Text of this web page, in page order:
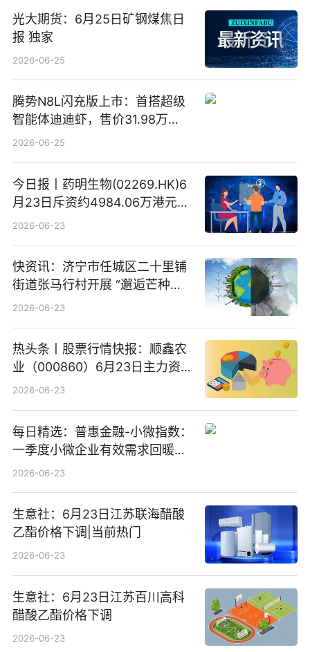
光大期货：6月25日矿钢煤焦日
报 独家
2026-06-25
腾势N8L闪充版上市：首搭超级
智能体迪迪虾，售价31.98万
元-34.98万元 焦点日报
2026-06-25
今日报丨药明生物(02269.HK)6
月23日斥资约4984.06万港元回
购160.50万股
2026-06-23
快资讯：济宁市任城区二十里铺
街道张马行村开展 “邂逅芒种节
气 传承农耕文化” 宣传活动
2026-06-23
热头条丨股票行情快报：顺鑫农
业（000860）6月23日主力资
金净卖出388.22万元
2026-06-23
每日精选：普惠金融-小微指数：
一季度小微企业有效需求回暖，
金融服务迈向可持续发展新阶段
2026-06-23
生意社：6月23日江苏联海醋酸
乙酯价格下调|当前热门
2026-06-23
生意社：6月23日江苏百川高科
醋酸乙酯价格下调
2026-06-23